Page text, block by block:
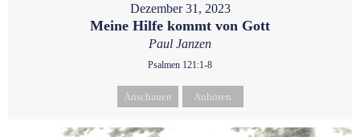
Dezember 31, 2023
Meine Hilfe kommt von Gott
Paul Janzen
Psalmen 121:1-8
Anschauen Anhören